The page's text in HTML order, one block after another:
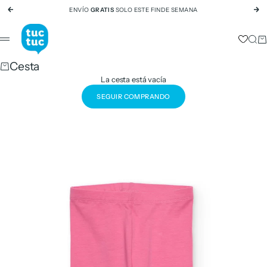
Ir al contenido
Anterior ENVÍO GRATIS SOLO ESTE FINDE SEMANA
tuc tuc
Menú
Cesta
La cesta está vacía
SEGUIR COMPRANDO